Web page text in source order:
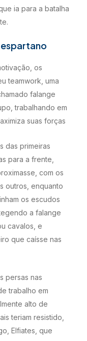
ia para a batalha
os
teamwork, uma
falange
trabalhando em
suas forças
das primeiras
para a frente,
com os
outros, enquanto
os escudos
a falange
cavalos, e
que caísse nas
persas nas
trabalho em
alto de
teriam resistido,
Elfiates, que